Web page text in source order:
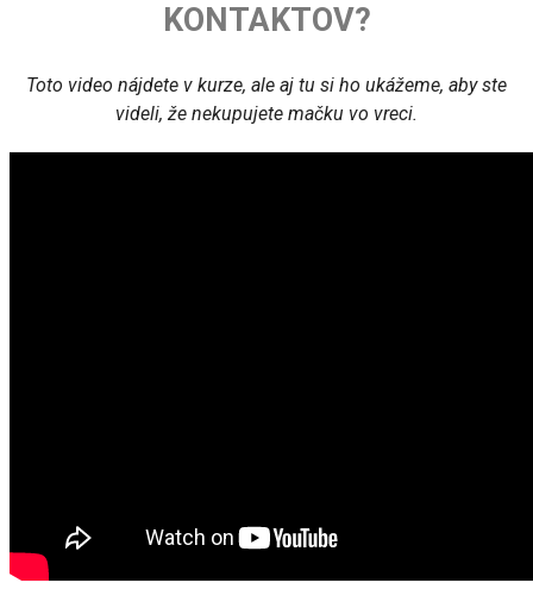
KONTAKTOV?
Toto video nájdete v kurze, ale aj tu si ho ukážeme, aby ste
videli, že nekupujete mačku vo vreci.